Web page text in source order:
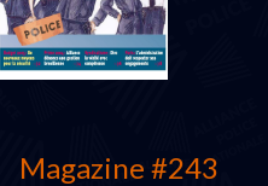
Magazine #243